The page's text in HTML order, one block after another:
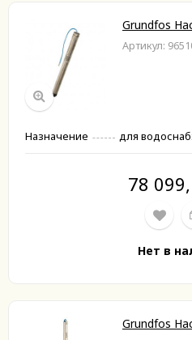
Grundfos
Артикул:
Назначение для
78
Нет в
Grundfos